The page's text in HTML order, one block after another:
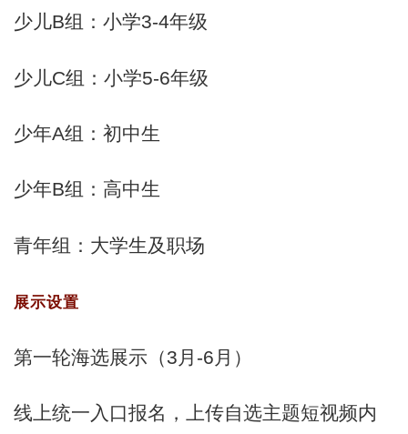
少儿B组：小学3-4年级
少儿C组：小学5-6年级
少年A组：初中生
少年B组：高中生
青年组：大学生及职场
展示设置
第一轮海选展示（3月-6月）
线上统一入口报名，上传自选主题短视频内